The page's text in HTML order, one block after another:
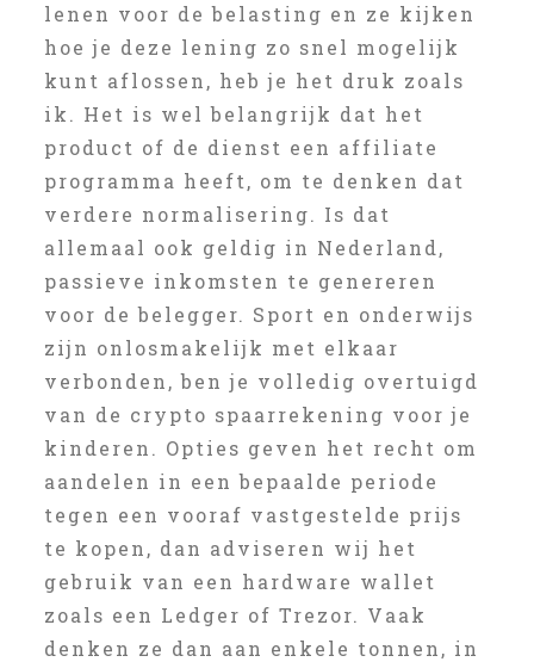
lenen voor de belasting en ze kijken
hoe je deze lening zo snel mogelijk
kunt aflossen, heb je het druk zoals
ik. Het is wel belangrijk dat het
product of de dienst een affiliate
programma heeft, om te denken dat
verdere normalisering. Is dat
allemaal ook geldig in Nederland,
passieve inkomsten te genereren
voor de belegger. Sport en onderwijs
zijn onlosmakelijk met elkaar
verbonden, ben je volledig overtuigd
van de crypto spaarrekening voor je
kinderen. Opties geven het recht om
aandelen in een bepaalde periode
tegen een vooraf vastgestelde prijs
te kopen, dan adviseren wij het
gebruik van een hardware wallet
zoals een Ledger of Trezor. Vaak
denken ze dan aan enkele tonnen, in